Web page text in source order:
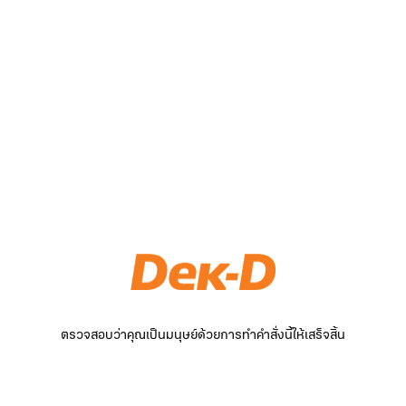
ตรวจสอบว่าคุณเป็นมนุษย์ด้วยการทำคำสั่งนี้ให้เสร็จสิ้น